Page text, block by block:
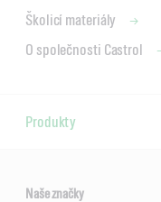
Školicí materiály
O společnosti Castrol
Produkty
Naše značky